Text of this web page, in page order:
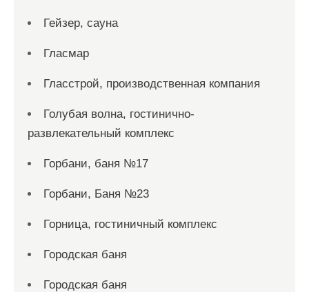
Гейзер, сауна
Гласмар
Гласстрой, производственная компания
Голубая волна, гостинично-
развлекательный комплекс
Горбани, баня №17
Горбани, Баня №23
Горница, гостиничный комплекс
Городская баня
Городская баня